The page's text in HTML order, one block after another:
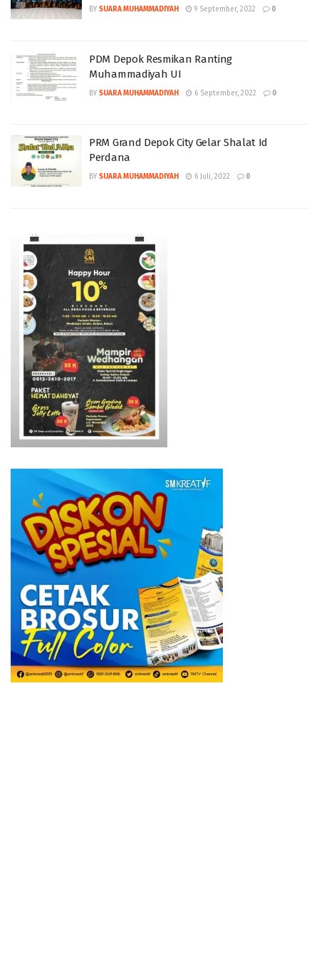
BY SUARA MUHAMMADIYAH 9 September, 2022 0
PDM Depok Resmikan Ranting
Muhammadiyah UI
BY SUARA MUHAMMADIYAH 6 September, 2022 0
PRM Grand Depok City Gelar Shalat Id
Perdana
BY SUARA MUHAMMADIYAH 6 Juli, 2022 0